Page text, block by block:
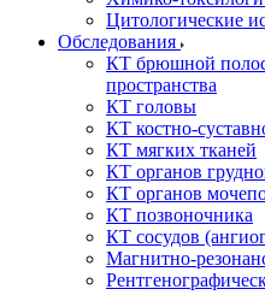
Цитологические
Обследования
КТ брюшной
пространства
КТ головы
КТ костно-
КТ мягких тканей
КТ органов
КТ органов
КТ позвоночника
КТ сосудов
Магнитно-